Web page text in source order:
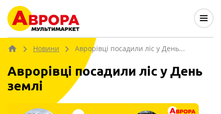
Новини Аврорівці посадили ліс у День...
Аврорівці посадили ліс у День
землі